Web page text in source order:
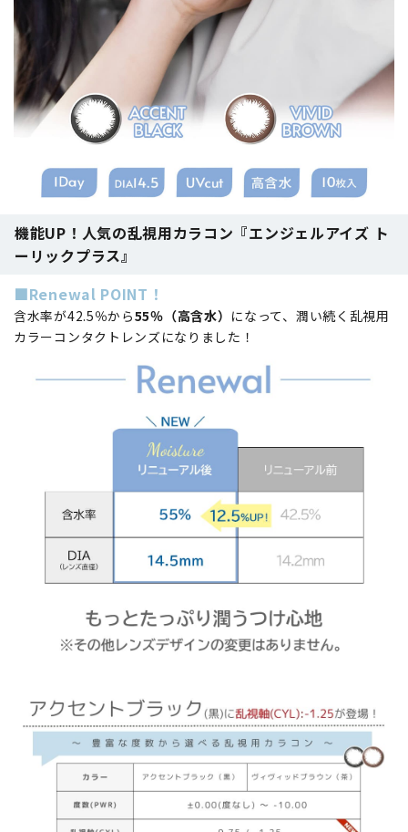
機能UP！人気の乱視用カラコン『エンジェルアイズ ト
ーリックプラス』
■Renewal POINT！
含水率が42.5％から55％（高含水） になって、潤い続く乱視用
カラーコンタクトレンズになりました！